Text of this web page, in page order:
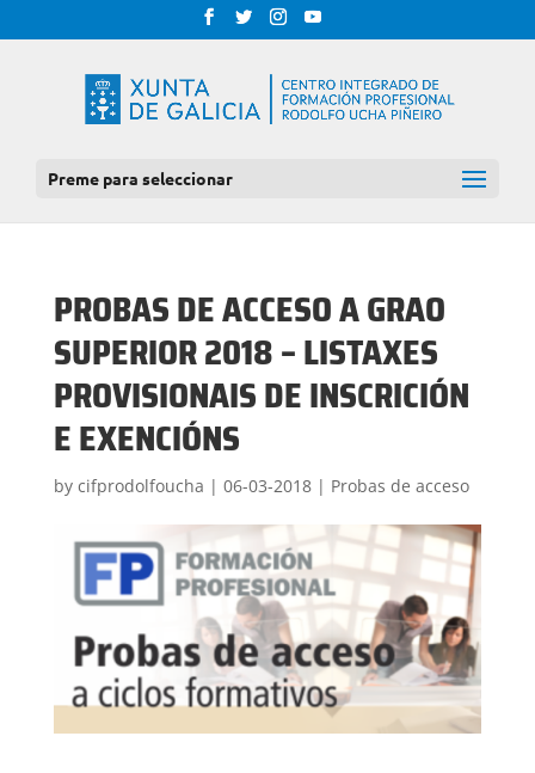
Preme para seleccionar
PROBAS DE ACCESO A GRAO
SUPERIOR 2018 – LISTAXES
PROVISIONAIS DE INSCRICIÓN
E EXENCIÓNS
by cifprodolfoucha | 06-03-2018| Probas de acceso